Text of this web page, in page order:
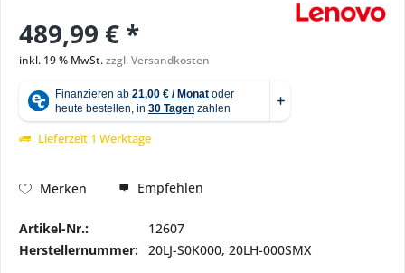
489,99 € *
inkl. 19 % MwSt.zzgl. Versandkosten
Lieferzeit 1 Werktage
Merken Empfehlen
Artikel-Nr.:
12607
Herstellernummer: 20LJ-S0K000, 20LH-000SMX